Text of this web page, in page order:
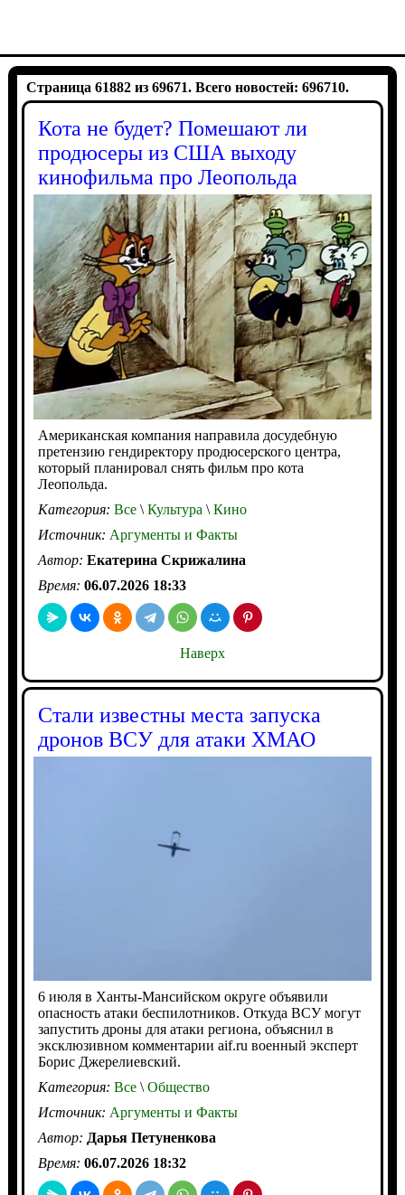
Страница 61882 из 69671. Всего новостей: 696710.
Кота не будет? Помешают ли
продюсеры из США выходу
кинофильма про Леопольда
Американская компания направила досудебную
претензию гендиректору продюсерского центра,
который планировал снять фильм про кота
Леопольда.
Категория: Все\Культура \Кино
Источник: Аргументы и Факты
Автор: Екатерина Скрижалина
Время: 06.07.2026 18:33
Наверх
Стали известны места запуска
дронов ВСУ для атаки ХМАО
6 июля в Ханты-Мансийском округе объявили
опасность атаки беспилотников. Откуда ВСУ могут
запустить дроны для атаки региона, объяснил в
эксклюзивном комментарии aif.ru военный эксперт
Борис Джерелиевский.
Категория: Все\Общество
Источник: Аргументы и Факты
Автор: Дарья Петуненкова
Время: 06.07.2026 18:32